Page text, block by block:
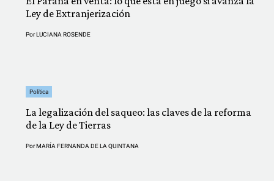
Ley de Extranjerización
PorLUCIANA ROSENDE
Política
La legalización del saqueo: las claves de la reforma
de la Ley de Tierras
PorMARÍA FERNANDA DE LA QUINTANA